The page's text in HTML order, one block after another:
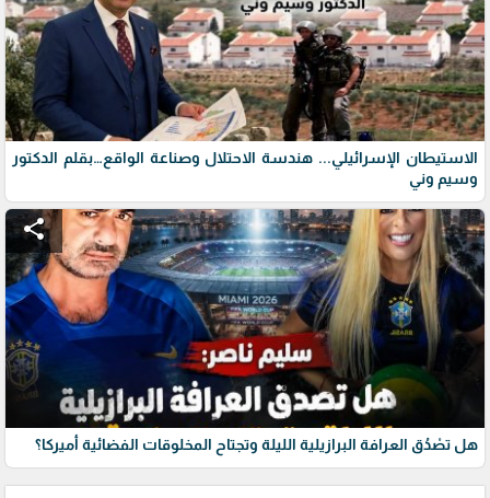
الاستيطان الإسرائيلي... هندسة الاحتلال وصناعة الواقع…بقلم الدكتور
وسيم وني
share
هل تصْدُق العرافة البرازيلية الليلة وتجتاح المخلوقات الفضائية أميركا؟